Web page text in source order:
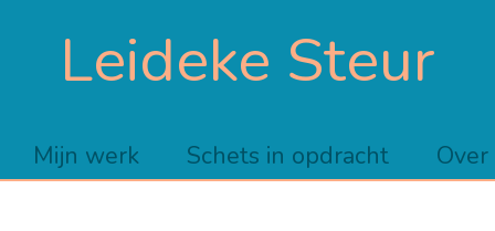
Leideke Steur
Mijn werk Schets in opdracht